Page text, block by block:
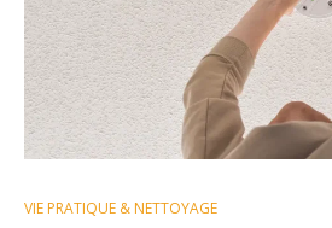
VIE PRATIQUE & NETTOYAGE